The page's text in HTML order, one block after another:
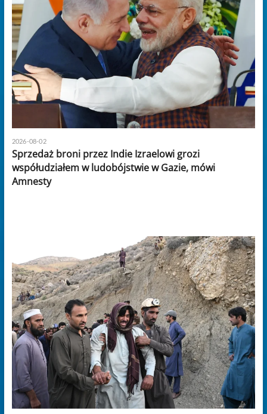
2026-08-02
Sprzedaż broni przez Indie Izraelowi grozi
współudziałem w ludobójstwie w Gazie, mówi
Amnesty